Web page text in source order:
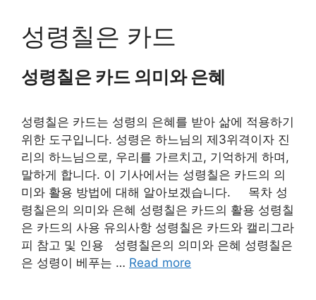
content성령칠은 카드
성령칠은 카드 의미와 은혜
성령칠은 카드는 성령의 은혜를 받아 삶에 적용하기
위한 도구입니다. 성령은 하느님의 제3위격이자 진
리의 하느님으로, 우리를 가르치고, 기억하게 하며,
말하게 합니다. 이 기사에서는 성령칠은 카드의 의
미와 활용 방법에 대해 알아보겠습니다. 목차 성
령칠은의 의미와 은혜 성령칠은 카드의 활용 성령칠
은 카드의 사용 유의사항 성령칠은 카드와 캘리그라
피 참고 및 인용 성령칠은의 의미와 은혜 성령칠은
은 성령이 베푸는 … Read more